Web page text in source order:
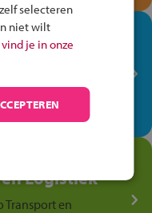
ben je op je
waar elke dag
in de
Logistiek
Transport en
selecteren
niet wilt
je in onze